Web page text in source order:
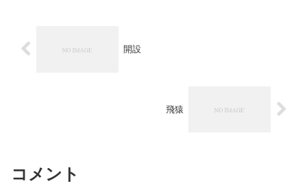
開設
飛猿
コメント